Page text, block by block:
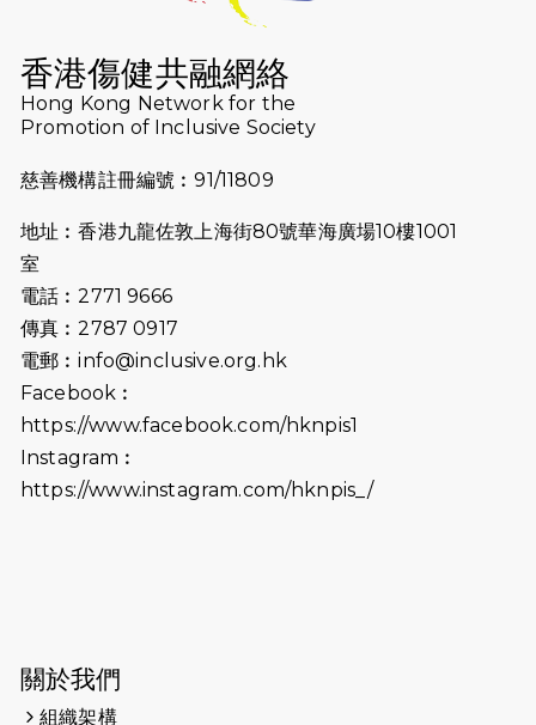
猛龍長跑隊恆常練習 - 7月16日
2026-07-10
【猛龍戈壁118公里分享暨香港傷健共
融網絡15周年晚宴】
2026-07-09
猛龍長跑隊恆常練習 - 7月9日（19:00
2026-07-02
2026-06-25
（19:00開始）
2026-06-18
猛龍長跑隊恆常練習 - 6月18日
2026-06-11
猛龍長跑隊恆常練習 - 6月11日（19:00
2026-05-28
香港傷健共融網絡
Hong Kong Network for the
Promotion of Inclusive Society
慈善機構註冊編號︰91/11809
地址︰香港九龍佐敦上海街80號華海廣場10樓1001
室
電話︰2771 9666
傳真︰2787 0917
電郵︰info@inclusive.org.hk
Facebook︰
https://www.facebook.com/hknpis1
Instagram︰
https://www.instagram.com/hknpis_/
關於我們
組織架構